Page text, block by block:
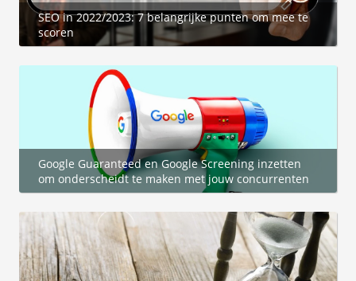
SEO in 2022/2023: 7 belangrijke punten om mee te
scoren
Google Guaranteed en Google Screening inzetten
om onderscheidt te maken met jouw concurrenten
kan de
van
op